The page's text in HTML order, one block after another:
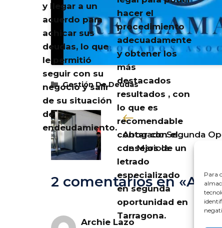
Para
y llegar a un
acuerdo para
achicar sus
deudas, lo que
le permitió
seguir con su
negocio y salir
de su situación
de
endeudamiento.
hacer el
procedimiento
adecuadamente
y obtener los
más
destacados
resultados , con
lo que es
recomendable
contar con el
consejos de un
letrado
especializado
en segunda
oportunidad en
Tarragona.
Categorías
Gestión De Deudas
Abogado Segunda
de Mariola
2 comentarios en
Archie Lazo